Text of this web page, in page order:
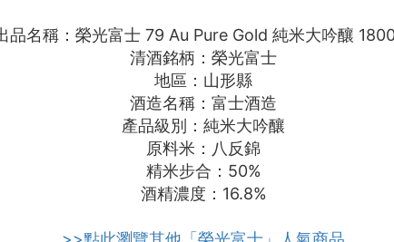
品名稱：榮光富士 79 Au Pure Gold 純米大吟釀
清酒銘柄：榮光富士
地區：山形縣
酒造名稱：富士酒造
產品級別：純米大吟釀
原料米：八反錦
精米步合：50%
酒精濃度：16.8%